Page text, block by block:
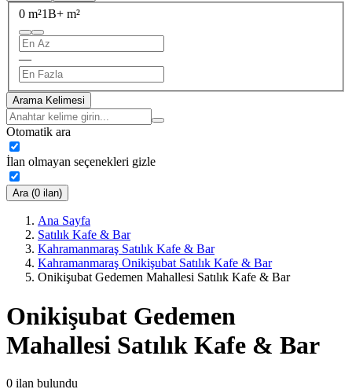
0 m²1B+ m²
—
Arama Kelimesi
Otomatik ara
İlan olmayan seçenekleri gizle
Ara (0 ilan)
Ana Sayfa
Satılık Kafe & Bar
Kahramanmaraş Satılık Kafe & Bar
Kahramanmaraş Onikişubat Satılık Kafe & Bar
Onikişubat Gedemen Mahallesi Satılık Kafe & Bar
Onikişubat Gedemen
Mahallesi Satılık Kafe & Bar
0 ilan bulundu